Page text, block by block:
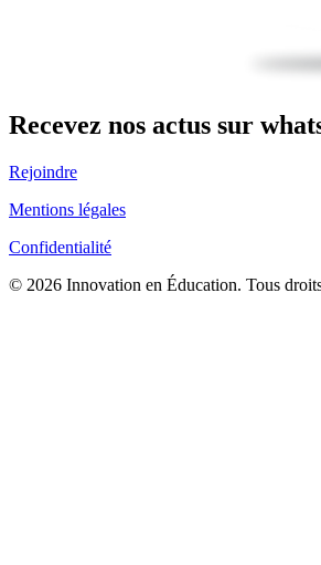
Recevez nos actus sur
Rejoindre
Mentions légales
Confidentialité
© 2026 Innovation en Éducation. Tous